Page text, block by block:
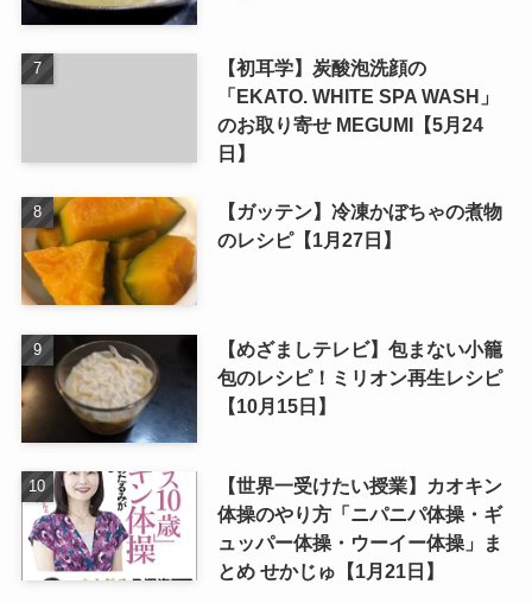
【初耳学】炭酸泡洗顔の
「EKATO. WHITE SPA WASH」
のお取り寄せ MEGUMI【5月24
日】
【ガッテン】冷凍かぼちゃの煮物
のレシピ【1月27日】
【めざましテレビ】包まない小籠
包のレシピ！ミリオン再生レシピ
【10月15日】
【世界一受けたい授業】カオキン
体操のやり方「ニパニパ体操・ギ
ュッパー体操・ウーイー体操」ま
とめ せかじゅ【1月21日】